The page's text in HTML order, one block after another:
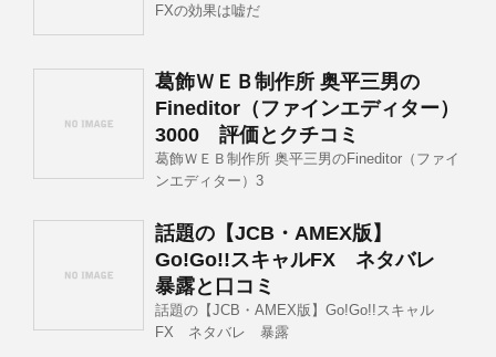
FXの効果は嘘だ
葛飾ＷＥＢ制作所 奥平三男の
Fineditor（ファインエディター）
3000 評価とクチコミ
葛飾ＷＥＢ制作所 奥平三男のFineditor（ファイ
ンエディター）3
話題の【JCB・AMEX版】
Go!Go!!スキャルFX ネタバレ
暴露と口コミ
話題の【JCB・AMEX版】Go!Go!!スキャル
FX ネタバレ 暴露